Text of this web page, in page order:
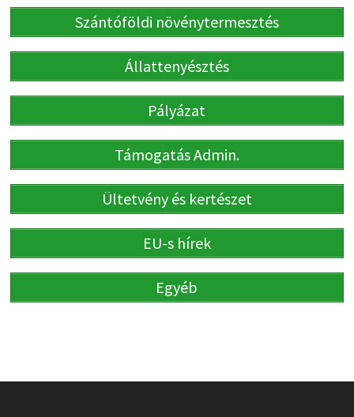
Szántóföldi növénytermesztés
Állattenyésztés
Pályázat
Támogatás Admin.
Ültetvény és kertészet
EU-s hírek
Egyéb